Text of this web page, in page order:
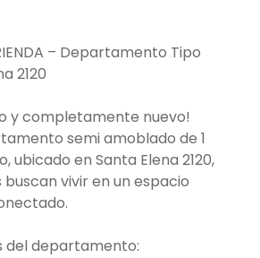
– Departamento Tipo
2120
y completamente nuevo!
semi amoblado de 1
ubicado en Santa Elena 2120,
vivir en un espacio
del departamento: